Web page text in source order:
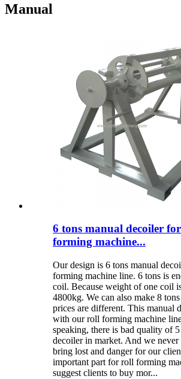
Manual
6 tons manual decoiler
forming machine...
Our design is 6 tons manual
forming machine line. 6 tons is
coil. Because weight of one coil
4800kg. We can also make 8
prices are different. This manual
with our roll forming machine
speaking, there is bad quality of
decoiler in market. And we
bring lost and danger for our
important part for roll forming
suggest clients to buy mor...